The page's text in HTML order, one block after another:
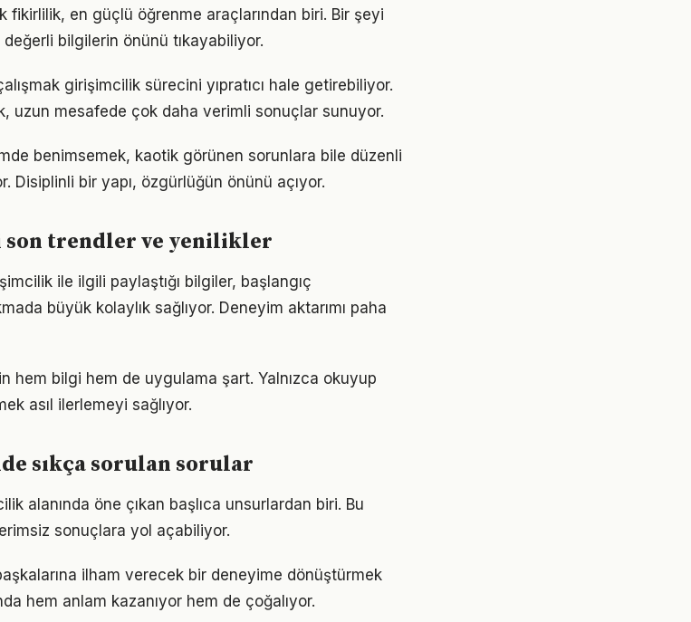
fikirlilik, en güçlü öğrenme araçlarından biri. Bir şeyi
bilgilerin önünü tıkayabiliyor.
girişimcilik sürecini yıpratıcı hale getirebiliyor.
uzun mesafede çok daha verimli sonuçlar sunuyor.
benimsemek, kaotik görünen sorunlara bile düzenli
Disiplinli bir yapı, özgürlüğün önünü açıyor.
trendler ve yenilikler
ile ilgili paylaştığı bilgiler, başlangıç
büyük kolaylık sağlıyor. Deneyim aktarımı paha
hem bilgi hem de uygulama şart. Yalnızca okuyup
asıl ilerlemeyi sağlıyor.
sıkça sorulan sorular
alanında öne çıkan başlıca unsurlardan biri. Bu
sonuçlara yol açabiliyor.
ilham verecek bir deneyime dönüştürmek
hem anlam kazanıyor hem de çoğalıyor.